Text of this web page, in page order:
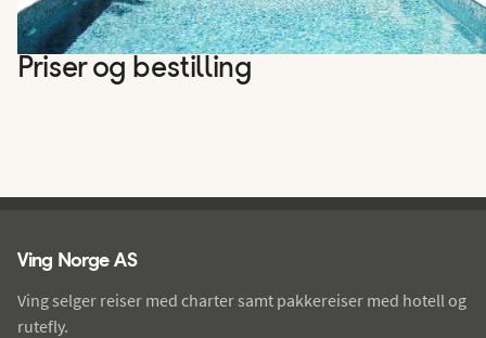
Priser og bestilling
Ving Norge AS
Ving selger reiser med charter samt pakkereiser med hotell og
rutefly.